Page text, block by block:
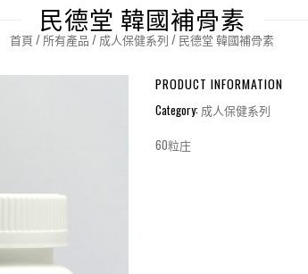
民德堂 韓國補骨素
首頁 / 所有產品 / 成人保健系列 / 民德堂 韓國補骨素
PRODUCT INFORMATION
Category: 成人保健系列
60粒庄